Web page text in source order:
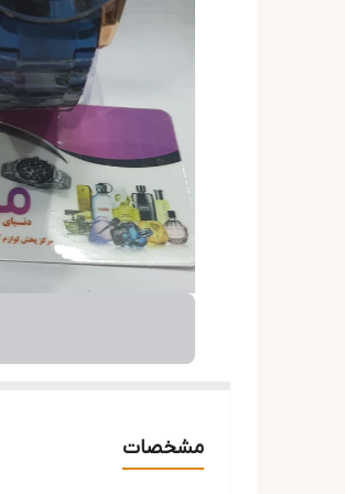
مشخصات